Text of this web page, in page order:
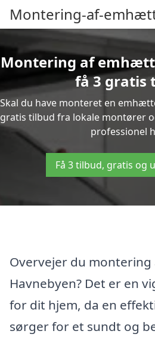
Montering-af-
Montering af
få 3 gratis
Skal du have monteret en
gratis tilbud fra lokale montører
professionel
Få 3 tilbud, gratis og
Overvejer du
Havnebyen? Det er en
for dit hjem, da en
sørger for et sundt og